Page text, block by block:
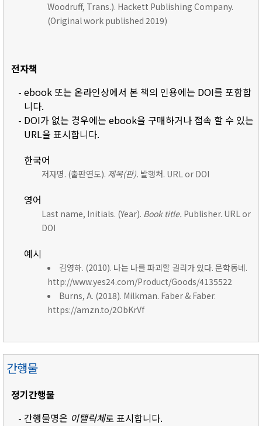
Woodruff, Trans.). Hackett Publishing Company.
(Original work published 2019)
전자책
- ebook 또는 온라인상에서 본 책의 인용에는 DOI를 포함합
니다.
- DOI가 없는 경우에는 ebook을 구매하거나 접속 할 수 있는
URL을 표시합니다.
한국어
저자명. (출판연도). 제목(판). 발행처. URL or DOI
영어
Last name, Initials. (Year). Book title. Publisher. URL or
DOI
예시
김영하. (2010). 나는 나를 파괴할 권리가 있다. 문학동네.
http://www.yes24.com/Product/Goods/4135522
Burns, A. (2018). Milkman. Faber & Faber.
https://amzn.to/2ObKrVf
간행물
정기간행물
- 간행물명은 이탤릭체로 표시합니다.